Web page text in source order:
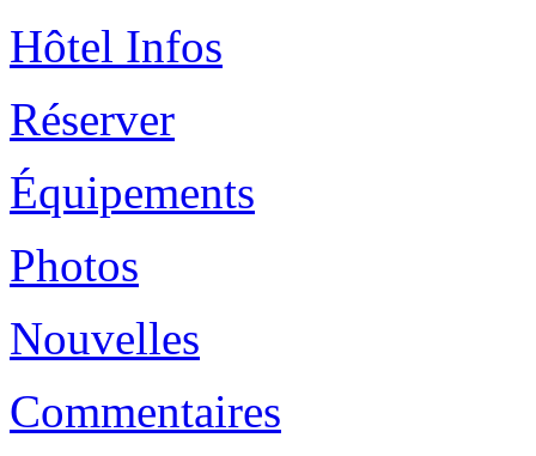
Hôtel Infos
Réserver
Équipements
Photos
Nouvelles
Commentaires